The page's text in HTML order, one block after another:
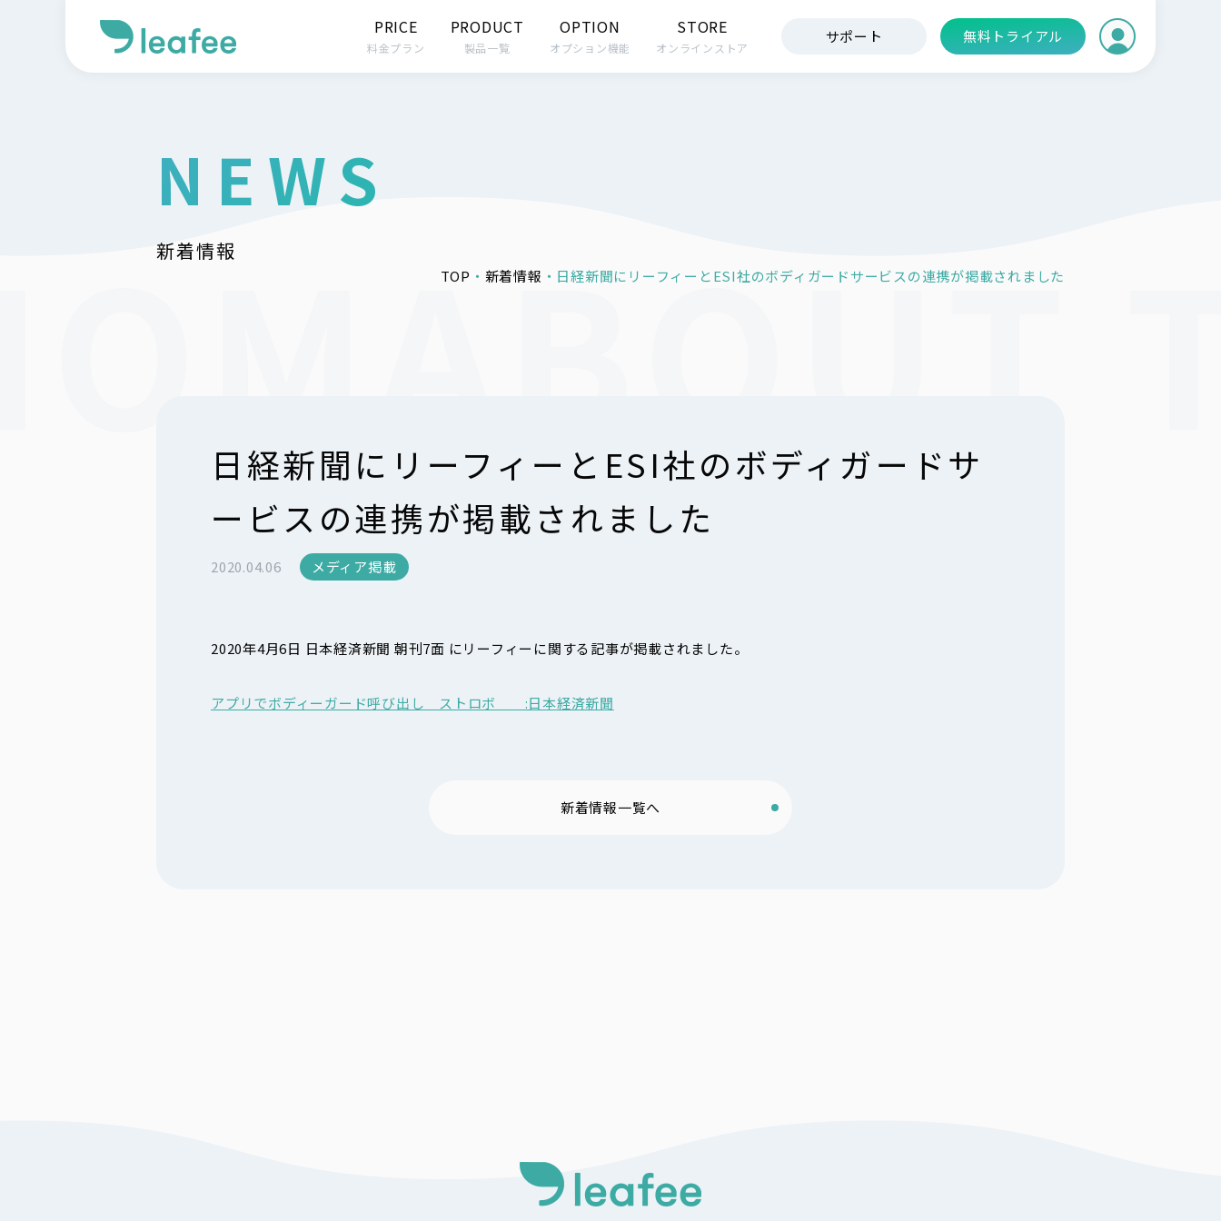
PRICE
料金プラン
PRODUCT
製品一覧
OPTION
オプション機能
STORE
オンラインストア
サポート 無料トライアル
NEWS
新着情報
TOP 新着情報 日経新聞にリーフィーとESI社のボディガードサービスの連携が掲載されました
日経新聞にリーフィーとESI社のボディガードサ
ービスの連携が掲載されました
2020.04.06 メディア掲載
2020年4月6日 日本経済新聞 朝刊7面 にリーフィーに関する記事が掲載されました。
アプリでボディーガード呼び出し ストロボ :日本経済新聞
新着情報一覧へ